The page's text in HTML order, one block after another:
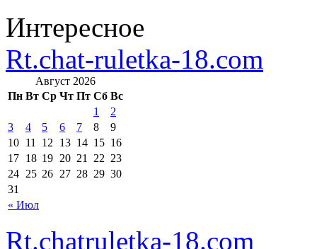
Интересное
Rt.chat-ruletka-18.com
Август 2026
Пн Вт Ср Чт Пт Сб Вс
« Июл
1
2
3
4 5 6 7 8
9
10 11 12 13 14 15 16
17 18 19 20 21 22 23
24 25 26 27 28 29 30
31
Rt.chatruletka-18.com